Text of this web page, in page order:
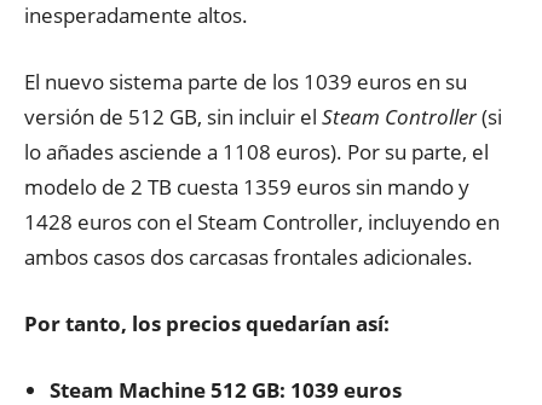
inesperadamente altos.
El nuevo sistema parte de los 1039 euros en su
versión de 512 GB, sin incluir el Steam Controller(si
lo añades asciende a 1108 euros). Por su parte, el
modelo de 2 TB cuesta 1359 euros sin mando y
1428 euros con el Steam Controller, incluyendo en
ambos casos dos carcasas frontales adicionales.
Por tanto, los precios quedarían así:
Steam Machine 512 GB: 1039 euros